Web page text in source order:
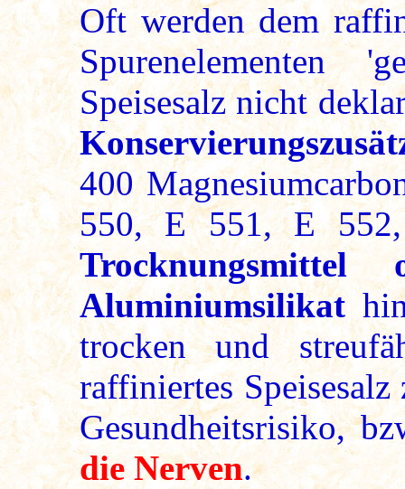
Oft werden dem
Spurenelementen
Speisesalz nicht
400
550, E 551, E
Trocknungsmittel
Aluminiumsilikat
trocken und
raffiniertes
Gesundheitsrisiko,
die Nerven.